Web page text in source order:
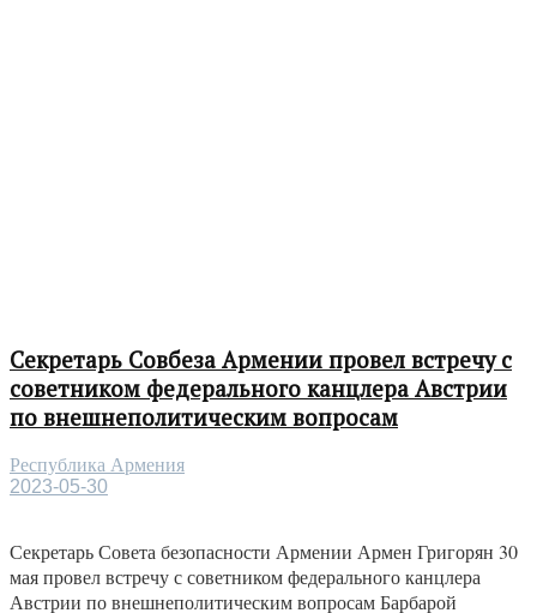
Секретарь Совбеза Армении провел встречу с
советником федерального канцлера Австрии
по внешнеполитическим вопросам
Республика Армения
2023-05-30
Секретарь Совета безопасности Армении Армен Григорян 30
мая провел встречу с советником федерального канцлера
Австрии по внешнеполитическим вопросам Барбарой